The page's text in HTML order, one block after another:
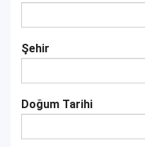
Şehir
Doğum Tarihi